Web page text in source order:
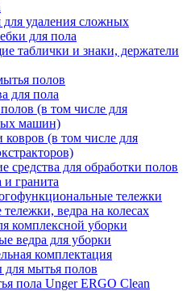
удаления сложных
для пола
таблички и знаки, держатели
полов
для пола
(в том числе для
машин)
ковров (в том числе для
средства для обработки полов
и гранита
тележки
ведра на колесах
комплексной уборки
ведра для уборки
комплектация
мытья полов
пола Unger ERGO Clean